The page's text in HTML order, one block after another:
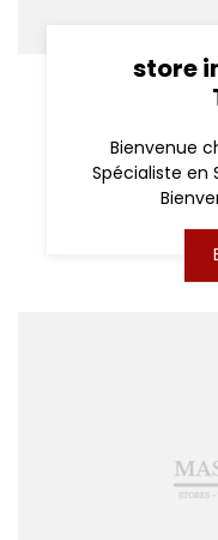
store
Bienvenue
Spécialiste en